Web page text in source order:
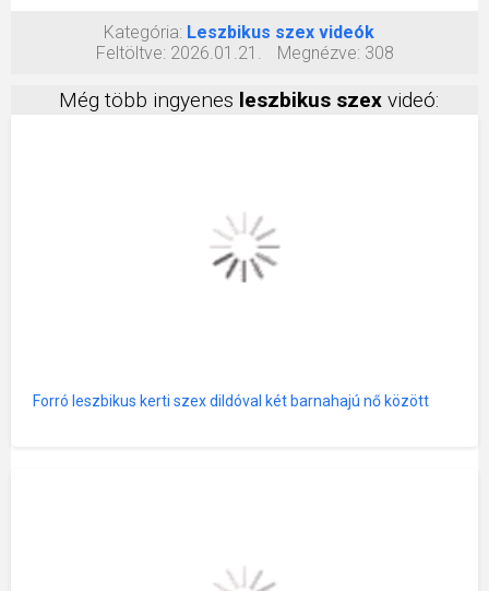
Kategória: Leszbikus szex videók
Feltöltve: 2026.01.21. Megnézve: 308
Még több ingyenes leszbikus szex videó:
Forró leszbikus kerti szex dildóval két barnahajú nő között